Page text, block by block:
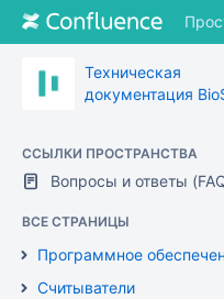
Перейти
Перейти
Перейти
заголовка
Перейти
меню
Техническая
документация
ССЫЛКИ ПРОСТРАНСТВА
Вопросы и ответы
ВСЕ СТРАНИЦЫ
Программное
Считыватели